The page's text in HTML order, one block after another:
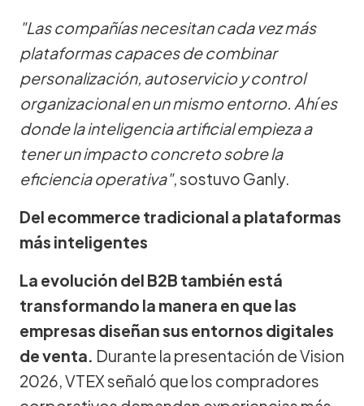
"Las compañías necesitan cada vez más
plataformas capaces de combinar
personalización, autoservicio y control
organizacional en un mismo entorno. Ahí es
donde la inteligencia artificial empieza a
tener un impacto concreto sobre la
eficiencia operativa", sostuvo Ganly.
Del ecommerce tradicional a plataformas
más inteligentes
La evolución del B2B también está
transformando la manera en que las
empresas diseñan sus entornos digitales
de venta. Durante la presentación de Vision
2026, VTEX señaló que los compradores